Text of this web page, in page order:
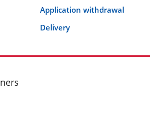
Application withdrawal
Delivery